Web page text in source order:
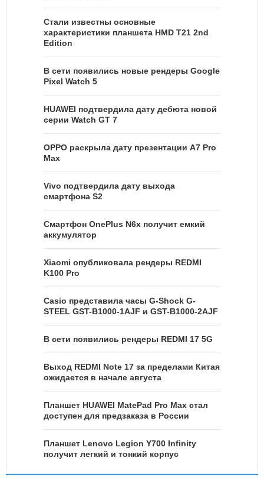
Стали известны основные
характеристики планшета HMD T21 2nd
Edition
В сети появились новые рендеры Google
Pixel Watch 5
HUAWEI подтвердила дату дебюта новой
серии Watch GT 7
OPPO раскрыла дату презентации A7 Pro
Max
Vivo подтвердила дату выхода
смартфона S2
Смартфон OnePlus N6x получит емкий
аккумулятор
Xiaomi опубликовала рендеры REDMI
K100 Pro
Casio представила часы G-Shock G-
STEEL GST-B1000-1AJF и GST-B1000-2AJF
В сети появились рендеры REDMI 17 5G
Выход REDMI Note 17 за пределами Китая
ожидается в начале августа
Планшет HUAWEI MatePad Pro Max стал
доступен для предзаказа в России
Планшет Lenovo Legion Y700 Infinity
получит легкий и тонкий корпус